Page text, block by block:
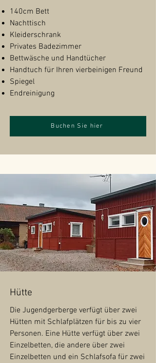
140cm Bett
Nachttisch
Kleiderschrank
Privates Badezimmer
Bettwäsche und Handtücher
Handtuch für Ihren vierbeinigen Freund
Spiegel
Endreinigung
Buchen Sie hier
Hütte
Die Jugendgerberge verfügt über zwei
Hütten mit Schlafplätzen für bis zu vier
Personen. Eine Hütte verfügt über zwei
Einzelbetten, die andere über zwei
Einzelbetten und ein Schlafsofa für zwei